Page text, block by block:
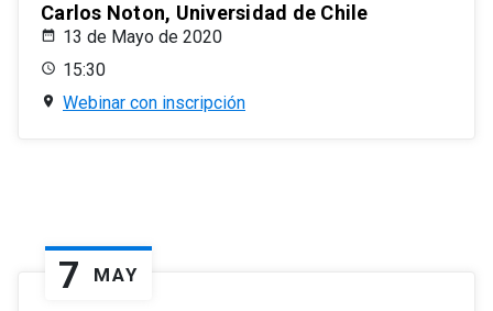
Carlos Noton, Universidad de Chile
13 de Mayo de 2020
15:30
Webinar con inscripción
7 MAY